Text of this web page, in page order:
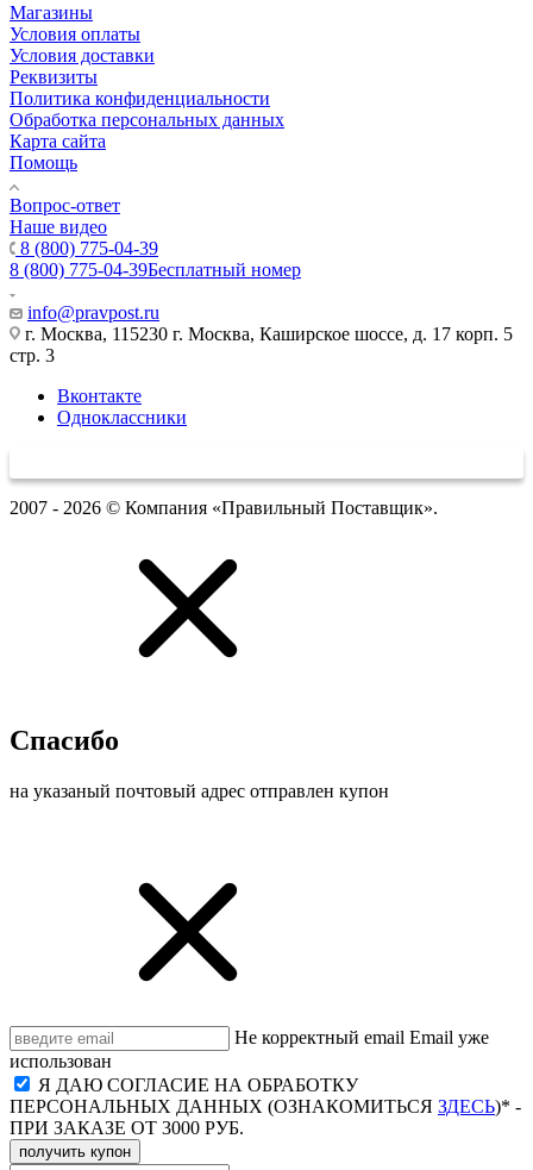
Магазины
Условия оплаты
Условия доставки
Реквизиты
Политика конфиденциальности
Обработка персональных данных
Карта сайта
Помощь
Вопрос-ответ
Наше видео
8 (800) 775-04-39
8 (800) 775-04-39Бесплатный номер
info@pravpost.ru
г. Москва, 115230 г. Москва, Каширское шоссе, д. 17 корп. 5
стр. 3
Вконтакте
Одноклассники
2007 - 2026 © Компания «Правильный Поставщик».
Спасибо
на указаный почтовый адрес отправлен купон
Не корректный email Email уже
использован
Я ДАЮ СОГЛАСИЕ НА ОБРАБОТКУ
ПЕРСОНАЛЬНЫХ ДАННЫХ (ОЗНАКОМИТЬСЯ ЗДЕСЬ)* -
ПРИ ЗАКАЗЕ ОТ 3000 РУБ.
получить купон